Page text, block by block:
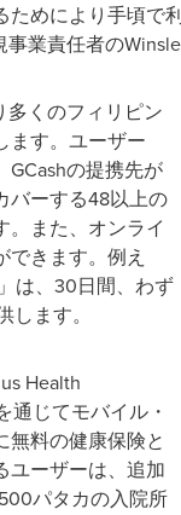
ためにより手頃
業責任者の
多くのフィリピン
ます。ユーザー
の提携先が
バーする48以上の
。また、オンライ
きます。例え
は、30日間、わず
ます。
Health
通じてモバイル・
無料の健康保険と
ユーザーは、追加
パタカの入院所